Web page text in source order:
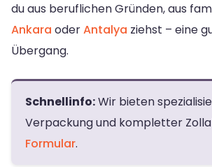
du aus beruflichen Gründen, aus
Ankara oderAntalya ziehst – eine
Übergang.
Schnellinfo:Wir bieten
Verpackung und kompletter
Formular.